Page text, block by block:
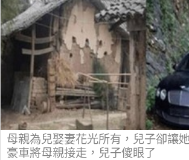
母親為兒娶妻花光所有，兒子卻讓
豪車將母親接走，兒子傻眼了